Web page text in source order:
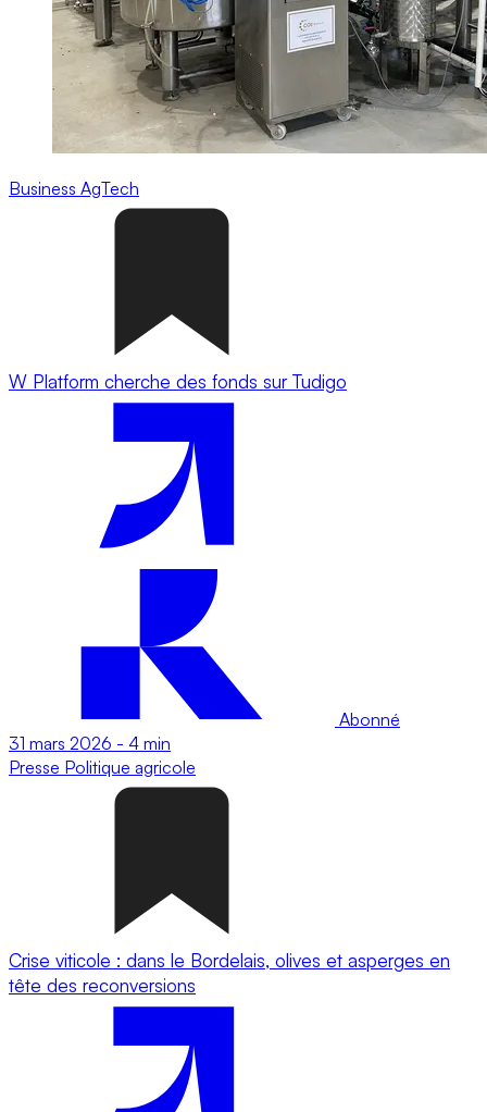
Business AgTech
W Platform cherche des fonds sur Tudigo
Abonné
31 mars 2026 - 4 min
Presse Politique agricole
Crise viticole : dans le Bordelais, olives et asperges en
tête des reconversions